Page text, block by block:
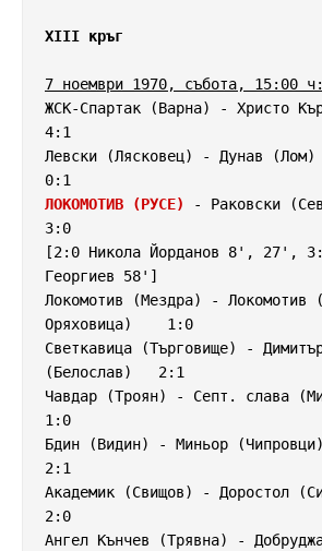
XIII кръг
7 ноември 1970, събота, 15:00 ч:
ЖСК-Спартак (Варна) - Христо
4:1
Левски (Лясковец) - Дунав (Лом)
ЛОКОМОТИВ (РУСЕ)
- Раковски
3:0
[2:0 Никола Йорданов 8', 27',
Георгиев 58']
Локомотив (Мездра) - Локомотив
Оряховица)    1:0
Светкавица (Търговище) -
(Белослав)   2:1
Чавдар (Троян) - Септ. слава
1:0
Бдин (Видин) - Миньор (Чипровци)
2:1
Академик (Свищов) - Доростол
2:0
Ангел Кънчев (Трявна) -